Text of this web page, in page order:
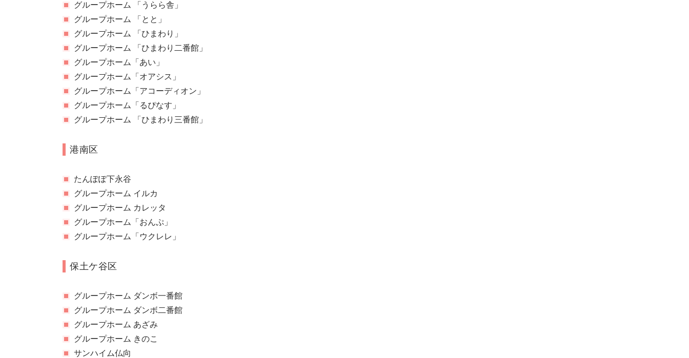
グループホーム 「うらら舎」
グループホーム 「とと」
グループホーム 「ひまわり」
グループホーム 「ひまわり二番館」
グループホーム「あい」
グループホーム「オアシス」
グループホーム「アコーディオン」
グループホーム「るぴなす」
グループホーム 「ひまわり三番館」
港南区
たんぽぽ下永谷
グループホーム イルカ
グループホーム カレッタ
グループホーム「おんぷ」
グループホーム「ウクレレ」
保土ケ谷区
グループホーム ダンボ一番館
グループホーム ダンボ二番館
グループホーム あざみ
グループホーム きのこ
サンハイム仏向